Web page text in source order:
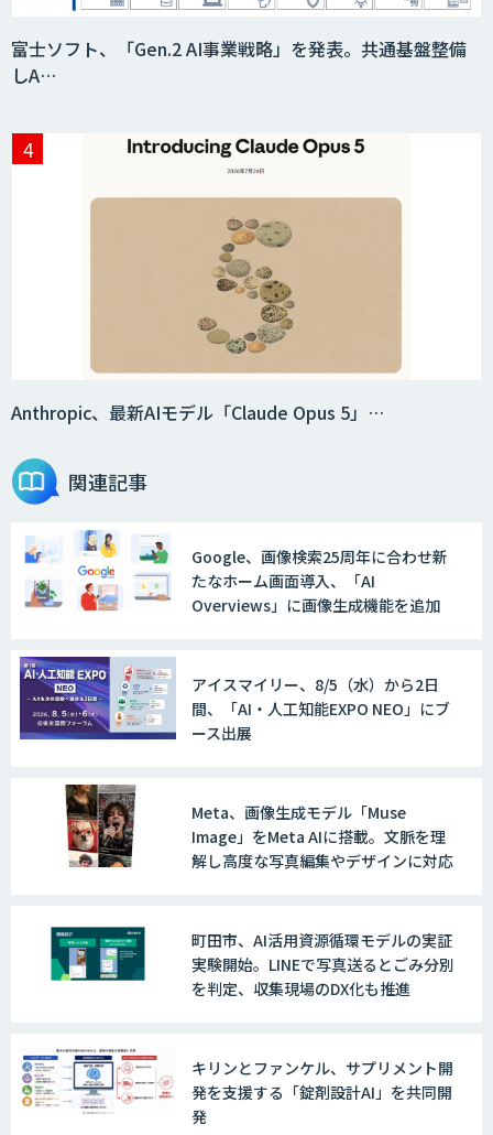
富士ソフト、「Gen.2 AI事業戦略」を発表。共通基盤整備
しA…
Anthropic、最新AIモデル「Claude Opus 5」…
関連記事
Google、画像検索25周年に合わせ新
たなホーム画面導入、「AI
Overviews」に画像生成機能を追加
アイスマイリー、8/5（水）から2日
間、「AI・人工知能EXPO NEO」にブ
ース出展
Meta、画像生成モデル「Muse
Image」をMeta AIに搭載。文脈を理
解し高度な写真編集やデザインに対応
町田市、AI活用資源循環モデルの実証
実験開始。LINEで写真送るとごみ分別
を判定、収集現場のDX化も推進
キリンとファンケル、サプリメント開
発を支援する「錠剤設計AI」を共同開
発